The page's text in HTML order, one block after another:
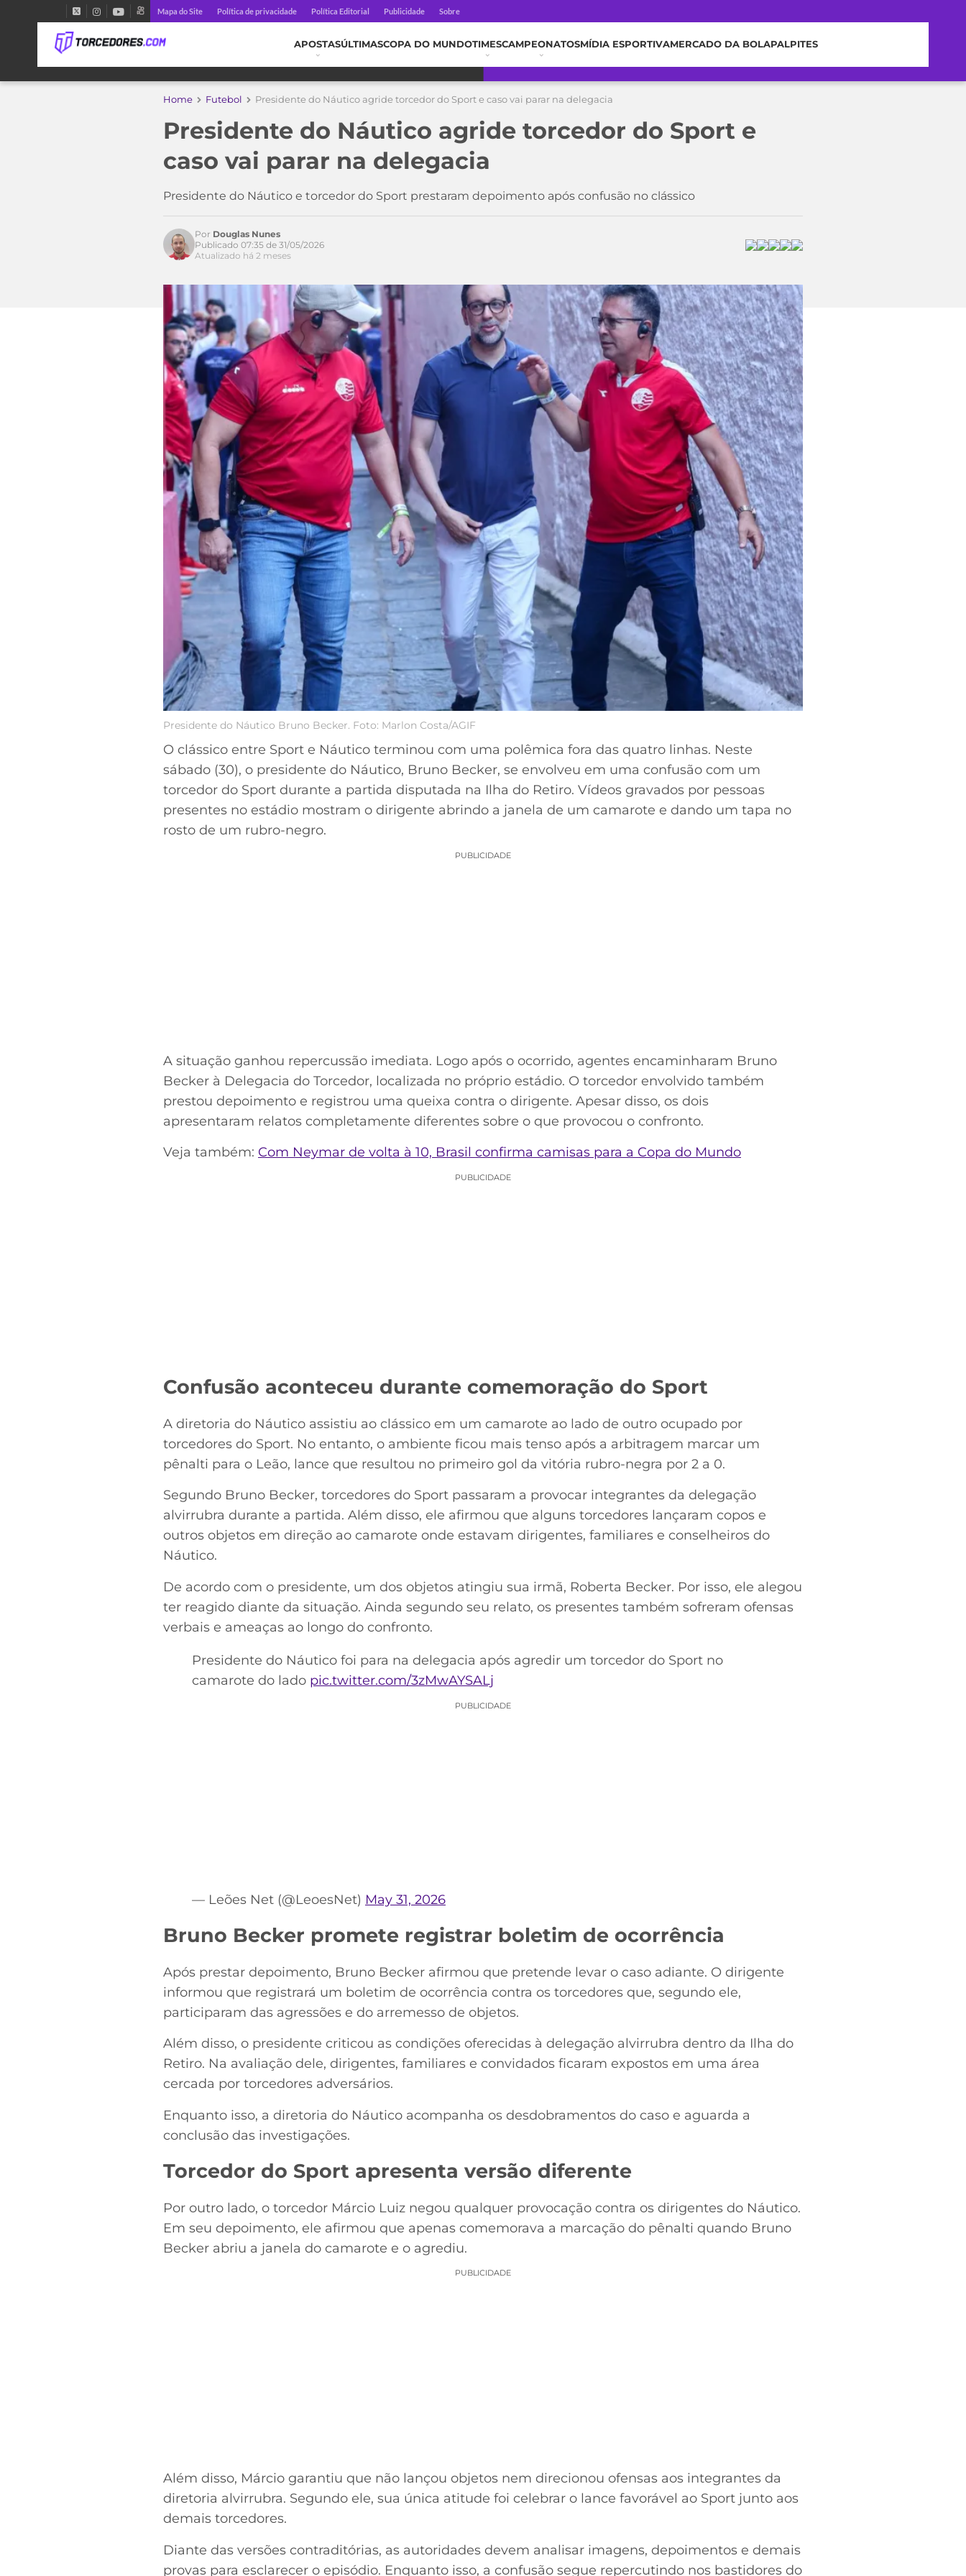
Mapa do Site Política de privacidade Política Editorial Publicidade Sobre
APOSTASÚLTIMASCOPA DO MUNDOTIMESCAMPEONATOSMÍDIA ESPORTIVAMERCADO DA BOLAPALPITES
Home Futebol Presidente do Náutico agride torcedor do Sport e caso vai parar na delegacia
Presidente do Náutico agride torcedor do Sport e
caso vai parar na delegacia
Presidente do Náutico e torcedor do Sport prestaram depoimento após confusão no clássico
Por Douglas Nunes
Publicado 07:35 de 31/05/2026
Atualizado há 2 meses
Presidente do Náutico Bruno Becker. Foto: Marlon Costa/AGIF
O clássico entre Sport e Náutico terminou com uma polêmica fora das quatro linhas. Neste
sábado (30), o presidente do Náutico, Bruno Becker, se envolveu em uma confusão com um
torcedor do Sport durante a partida disputada na Ilha do Retiro. Vídeos gravados por pessoas
presentes no estádio mostram o dirigente abrindo a janela de um camarote e dando um tapa no
rosto de um rubro-negro.
PUBLICIDADE
A situação ganhou repercussão imediata. Logo após o ocorrido, agentes encaminharam Bruno
Becker à Delegacia do Torcedor, localizada no próprio estádio. O torcedor envolvido também
prestou depoimento e registrou uma queixa contra o dirigente. Apesar disso, os dois
apresentaram relatos completamente diferentes sobre o que provocou o confronto.
Veja também: Com Neymar de volta à 10, Brasil confirma camisas para a Copa do Mundo
PUBLICIDADE
Confusão aconteceu durante comemoração do Sport
A diretoria do Náutico assistiu ao clássico em um camarote ao lado de outro ocupado por
torcedores do Sport. No entanto, o ambiente ficou mais tenso após a arbitragem marcar um
pênalti para o Leão, lance que resultou no primeiro gol da vitória rubro-negra por 2 a 0.
Segundo Bruno Becker, torcedores do Sport passaram a provocar integrantes da delegação
alvirrubra durante a partida. Além disso, ele afirmou que alguns torcedores lançaram copos e
outros objetos em direção ao camarote onde estavam dirigentes, familiares e conselheiros do
Náutico.
De acordo com o presidente, um dos objetos atingiu sua irmã, Roberta Becker. Por isso, ele alegou
ter reagido diante da situação. Ainda segundo seu relato, os presentes também sofreram ofensas
verbais e ameaças ao longo do confronto.
Presidente do Náutico foi para na delegacia após agredir um torcedor do Sport no
camarote do lado pic.twitter.com/3zMwAYSALj
PUBLICIDADE
— Leões Net (@LeoesNet) May 31, 2026
Bruno Becker promete registrar boletim de ocorrência
Após prestar depoimento, Bruno Becker afirmou que pretende levar o caso adiante. O dirigente
informou que registrará um boletim de ocorrência contra os torcedores que, segundo ele,
participaram das agressões e do arremesso de objetos.
Além disso, o presidente criticou as condições oferecidas à delegação alvirrubra dentro da Ilha do
Retiro. Na avaliação dele, dirigentes, familiares e convidados ficaram expostos em uma área
cercada por torcedores adversários.
Enquanto isso, a diretoria do Náutico acompanha os desdobramentos do caso e aguarda a
conclusão das investigações.
Torcedor do Sport apresenta versão diferente
Por outro lado, o torcedor Márcio Luiz negou qualquer provocação contra os dirigentes do Náutico.
Em seu depoimento, ele afirmou que apenas comemorava a marcação do pênalti quando Bruno
Becker abriu a janela do camarote e o agrediu.
PUBLICIDADE
Além disso, Márcio garantiu que não lançou objetos nem direcionou ofensas aos integrantes da
diretoria alvirrubra. Segundo ele, sua única atitude foi celebrar o lance favorável ao Sport junto aos
demais torcedores.
Diante das versões contraditórias, as autoridades devem analisar imagens, depoimentos e demais
provas para esclarecer o episódio. Enquanto isso, a confusão segue repercutindo nos bastidores do